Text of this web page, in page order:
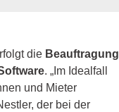
die Beauftragung
. „Im Idealfall
und Mieter
der bei der